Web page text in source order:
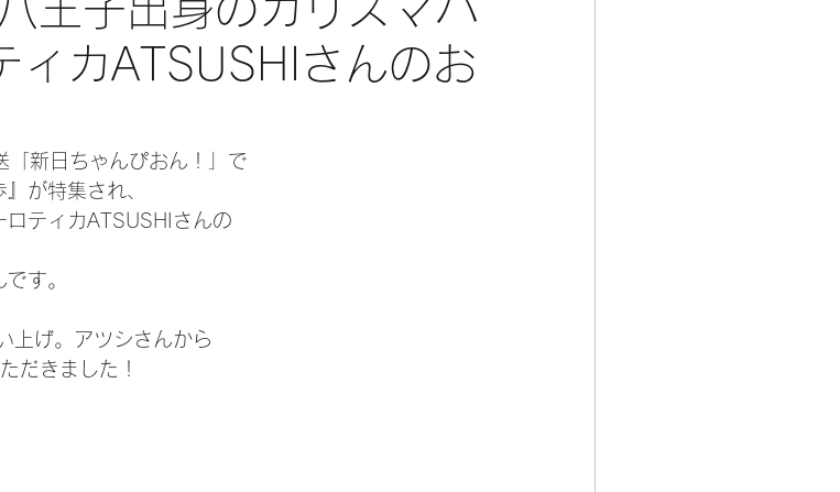
王子出身のカリスマバ
ィカATSUSHIさんのお
新日ちゃんぴおん！」で
が特集され、
ティカATSUSHIさんの
す。
上げ。アツシさんから
だきました！